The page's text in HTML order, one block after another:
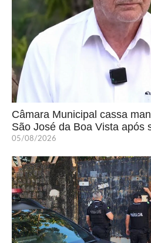
Câmara Municipal cassa
São José da Boa Vista após
05/08/2026